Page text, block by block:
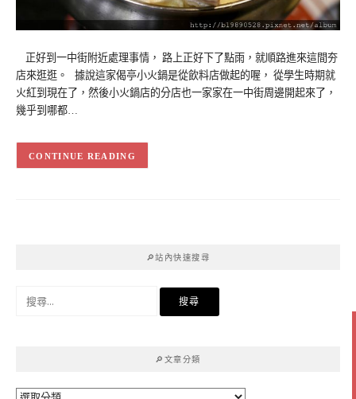
正好到一中街附近處理事情， 路上正好下了點雨，就順路進來這間夯
店來逛逛。 據說這家偈亭小火鍋是從飲料店做起的喔， 從學生時期就
火紅到現在了，然後小火鍋店的分店也一家家在一中街周邊開起來了，
幾乎到哪都…
CONTINUE READING
🔎站內快速搜尋
🔎文章分類
🔎